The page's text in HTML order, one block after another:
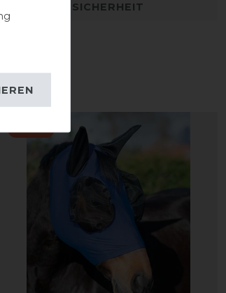
PRODUKTSICHERHEIT